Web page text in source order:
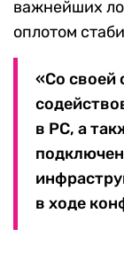
важнейших
оплотом
«Со своей
в РС, а
в ходе